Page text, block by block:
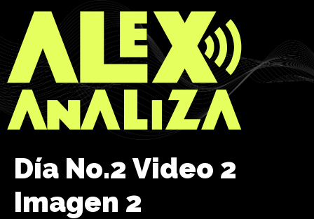
Día No.2 Video 2
Imagen 2